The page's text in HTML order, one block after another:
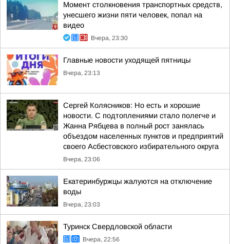
Момент столкновения транспортных средств,
унесшего жизни пяти человек, попал на
видео
Вчера, 23:30
Главные новости уходящей пятницы
Вчера, 23:13
Сергей Колясников: Но есть и хорошие
новости. С подтоплениями стало полегче и
Жанна Рябцева в полный рост занялась
объездом населенных пунктов и предприятий
своего Асбестовского избирательного округа
Вчера, 23:06
Екатеринбуржцы жалуются на отключение
воды
Вчера, 23:03
Туринск Свердловской области
Вчера, 22:56